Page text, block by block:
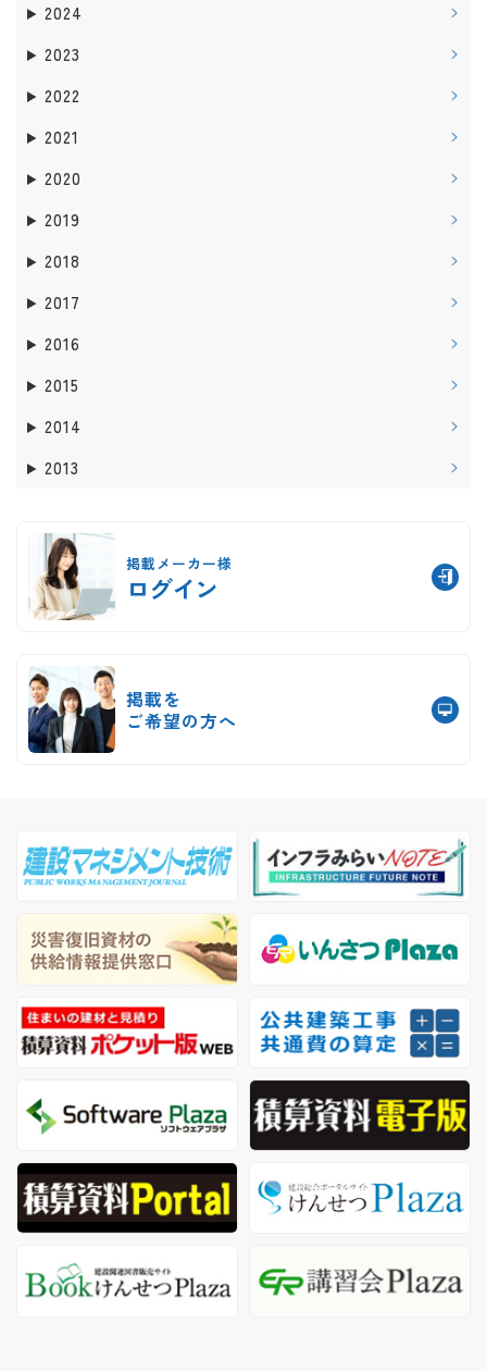
2024
2023
2022
2021
2020
2019
2018
2017
2016
2015
2014
2013
掲載メーカー様
ログイン
掲載を
ご希望の方へ